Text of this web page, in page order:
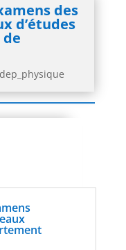
des
d’études
dep_physique